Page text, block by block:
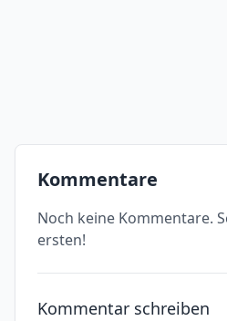
Kommentare
Noch keine Kommentare.
ersten!
Kommentar schreiben